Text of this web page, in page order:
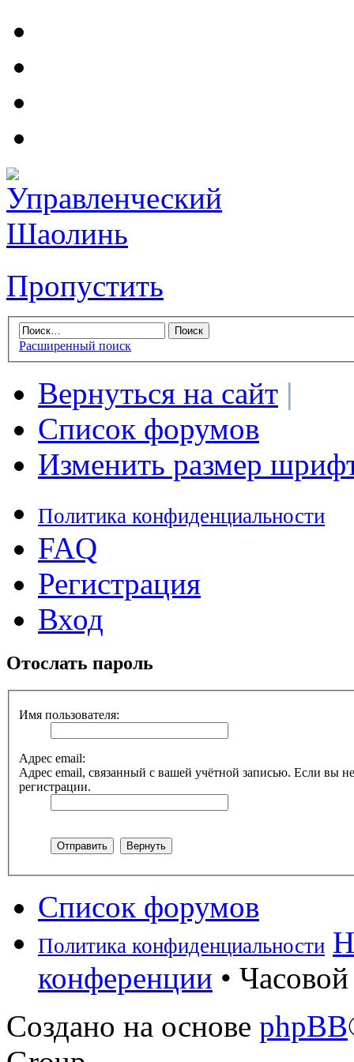
Пропустить
Расширенный поиск
Вернуться на сайт |
Список форумов
Изменить размер
Политика конфиденциальности
FAQ
Регистрация
Вход
Отослать пароль
Имя пользователя:
Адрес email:
Адрес email, связанный с вашей учётной записью. Если вы
регистрации.
Список форумов
Политика конфиденциальности
конференции •
Создано на основе phpBB